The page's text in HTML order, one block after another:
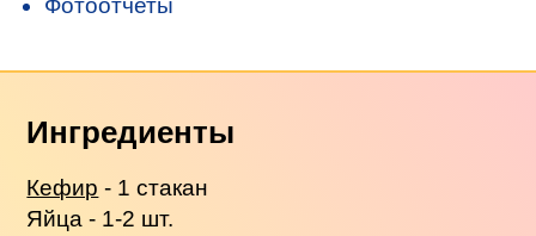
Ингредиенты
Кефир - 1 стакан
Яйца - 1-2 шт.